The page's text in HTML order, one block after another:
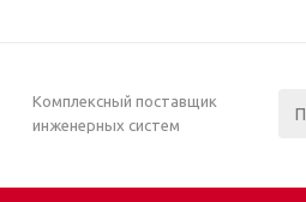
Комплексный поставщик
инженерных систем